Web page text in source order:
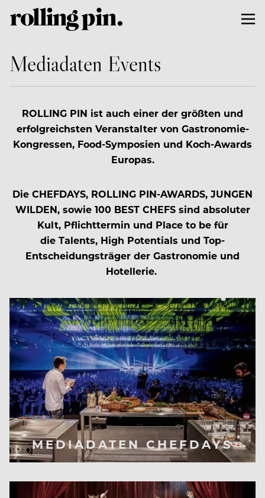
Mediadaten Events
ROLLING PIN ist auch einer der größten und
erfolgreichsten Veranstalter von Gastronomie-
Kongressen, Food-Symposien und Koch-Awards
Europas.
Die CHEFDAYS, ROLLING PIN-AWARDS, JUNGEN
WILDEN, sowie 100 BEST CHEFS sind absoluter
Kult, Pflichttermin und Place to be für
die Talents, High Potentials und Top-
Entscheidungsträger der Gastronomie und
Hotellerie.
MEDIADATEN CHEFDAYS